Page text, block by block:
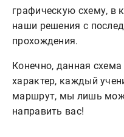
графическую схему, в
наши решения с
прохождения.
Конечно, данная
характер, каждый
маршрут, мы лишь
направить вас!